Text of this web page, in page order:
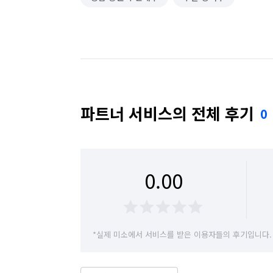
파트너 서비스의 전체 후기 0
0.00
*실제 미소에서 서비스를 받은 이용자들의 후기입니다.